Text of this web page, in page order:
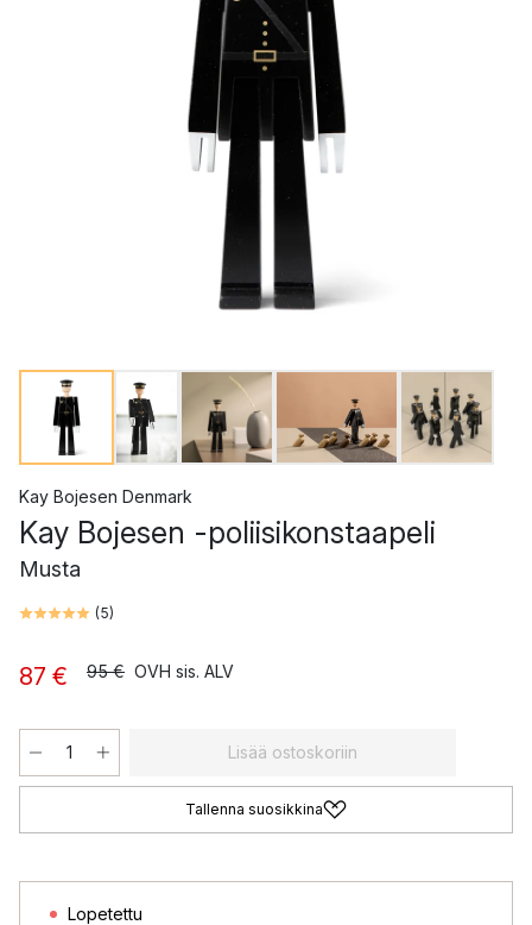
Kay Bojesen Denmark
Kay Bojesen -poliisikonstaapeli
Musta
(5)
87 € 95 € OVH sis. ALV
Lisää ostoskoriin
Tallenna suosikkina
Lopetettu